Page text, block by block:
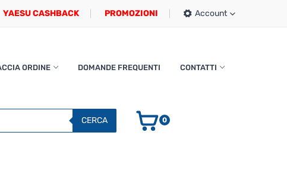
YAESU CASHBACK PROMOZIONI Account
ORDINE DOMANDE FREQUENTI CONTATTI
CERCA 0